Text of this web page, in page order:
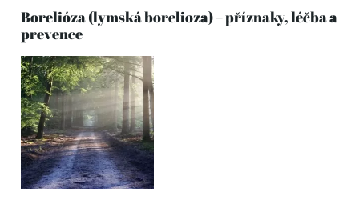
Borelióza (lymská borelioza) – příznaky, léčba a
prevence